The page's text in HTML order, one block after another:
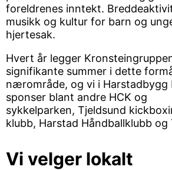
foreldrenes inntekt.
musikk og kultur for barn og
hjertesak.
Hvert år legger
signifikante summer i dette
nærområde, og vi i Harstadbygg
sponser blant andre HCK og
sykkelparken, Tjeldsund
klubb, Harstad Håndballklubb og
Vi velger lokalt